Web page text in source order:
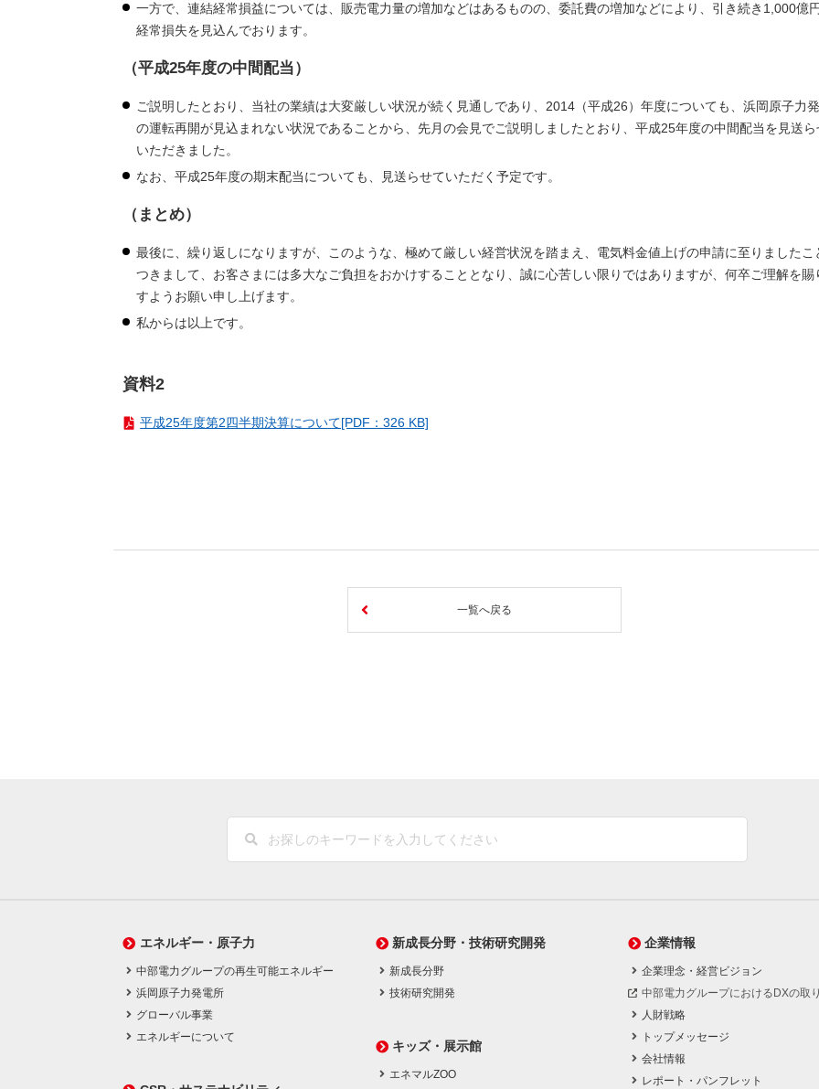
一方で、連結経常損益については、販売電力量の増加などはあるものの、委託費の増加などにより、引き続き1,000億
経常損失を見込んでおります。
（平成25年度の中間配当）
ご説明したとおり、当社の業績は大変厳しい状況が続く見通しであり、2014（平成26）年度についても、浜岡原子力
の運転再開が見込まれない状況であることから、先月の会見でご説明しましたとおり、平成25年度の中間配当を見送ら
いただきました。
なお、平成25年度の期末配当についても、見送らせていただく予定です。
（まとめ）
最後に、繰り返しになりますが、このような、極めて厳しい経営状況を踏まえ、電気料金値上げの申請に至りましたこ
つきまして、お客さまには多大なご負担をおかけすることとなり、誠に心苦しい限りではありますが、何卒ご理解を賜
すようお願い申し上げます。
私からは以上です。
資料2
平成25年度第2四半期決算について[PDF：326 KB]
一覧へ戻る
エネルギー・原子力
中部電力グループの再生可能エネルギー
浜岡原子力発電所
グローバル事業
エネルギーについて
新成長分野・技術研究開発
新成長分野
技術研究開発
キッズ・展示館
エネマルZOO
企業情報
企業理念・経営ビジョン
中部電力グループにおけるDXの取
人財戦略
トップメッセージ
会社情報
レポート・パンフレット